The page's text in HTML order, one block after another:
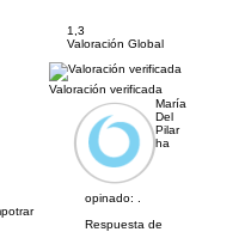
1,3
Valoración Global
Valoración verificada
María
Del
Pilar
ha
opinado:
Respuesta de